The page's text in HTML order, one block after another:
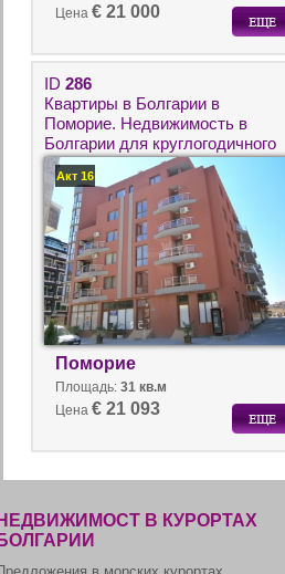
Цена € 21 000
ID 286
Квартиры в Болгарии в
Поморие. Недвижимость в
Болгарии для круглогодичного
проживания
Акт 16
Поморие
Площадь: 31 кв.м
Цена € 21 093
НЕДВИЖИМОСТ В КУРОРТАХ
БОЛГАРИИ